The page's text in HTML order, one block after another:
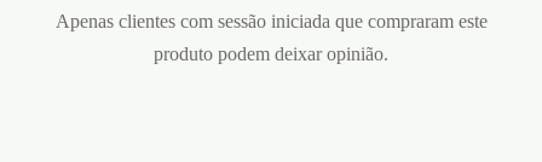
Apenas clientes com sessão iniciada que compraram este
produto podem deixar opinião.